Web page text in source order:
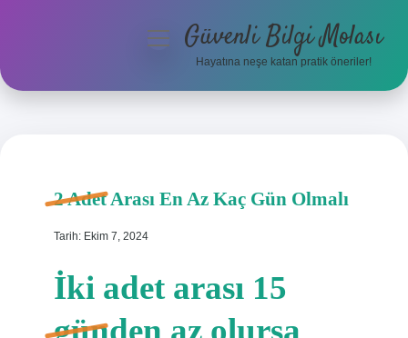
Anasayfa
menüyüGüvenli Bilgi Molası
Hayatına neşe katan pratik öneriler!
2 Adet Arası En Az Kaç Gün Olmalı
Tarih: Ekim 7, 2024
İki adet arası 15
günden az olursa